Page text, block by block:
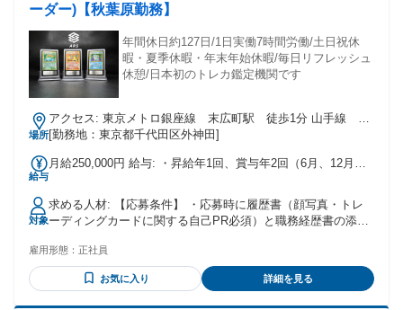
ーダー)【秋葉原勤務】
年間休日約127日/1日実働7時間労働/土日祝休
暇・夏季休暇・年末年始休暇/毎日リフレッシュ
休憩/日本初のトレカ鑑定機関です
場所
アクセス: 東京メトロ銀座線 末広町駅 徒歩1分 山手線 秋
葉原駅 徒歩7分
[勤務地：東京都千代田区外神田]
給与
月給250,000円 給与: ・昇給年1回、賞与年2回（6月、12月）
対象
求める人材: 【応募条件】 ・応募時に履歴書（顔写真・トレ
ーディングカードに関する自己PR必須）と職務経歴書の添付​
レーディングカードに対する高い知識・知見をお持ちの方 ・
場の空気を読み、協調性に極めて優れる方(チームで鑑定を行
雇用形態： 正社員
お気に入り 詳細を見る